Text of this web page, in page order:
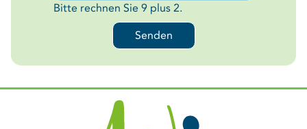
Bitte rechnen Sie 9 plus 2.
Senden